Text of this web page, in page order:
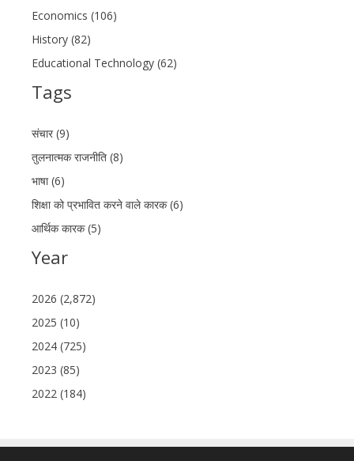
Economics (106)
History (82)
Educational Technology (62)
Tags
संचार (9)
तुलनात्मक राजनीति (8)
भाषा (6)
शिक्षा को प्रभावित करने वाले कारक (6)
आर्थिक कारक (5)
Year
2026 (2,872)
2025 (10)
2024 (725)
2023 (85)
2022 (184)